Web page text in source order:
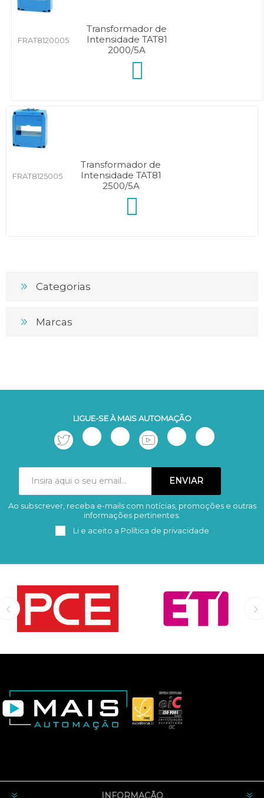
FRAT8120005
Transformador de
Intensidade TAT81
2000/5A
FRAT8125005
Transformador de
Intensidade TAT81
2500/5A
Categorias
Marcas
LIGUE-SE À MAIS AUTOMAÇÃO
Subscrever Remover
Ao subscrever, receba e-mails com notícias, promoções e outras
informações pertinentes.
Li e aceito a Política de privacidade
INFORMAÇÃO